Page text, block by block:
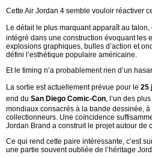
Cette Air Jordan 4 semble vouloir réactiver
Le détail le plus marquant apparaît au
intégré dans une construction évoquant les
explosions graphiques, bulles d’action et
défini l’esthétique populaire américaine.
Et le timing n’a probablement rien d’un
La sortie est actuellement prévue pour le 25
end du San Diego Comic-Con , l’un des
mondiaux consacrés à la bande dessinée,
collectionneurs. Une coïncidence
Jordan Brand a construit le projet autour de
Ce qui rend cette paire intéressante, c’est
une partie souvent oubliée de l’héritage